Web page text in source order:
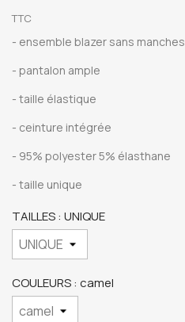
TTC
- ensemble blazer sans manches
- pantalon ample
- taille élastique
- ceinture intégrée
- 95% polyester 5% élasthane
- taille unique
TAILLES : UNIQUE
COULEURS : camel